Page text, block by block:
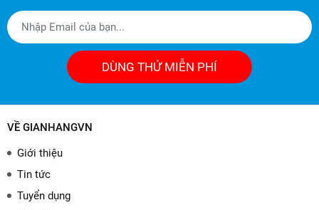
DÙNG THỬ MIỄN PHÍ
VỀ GIANHANGVN
Giới thiệu
Tin tức
Tuyển dụng